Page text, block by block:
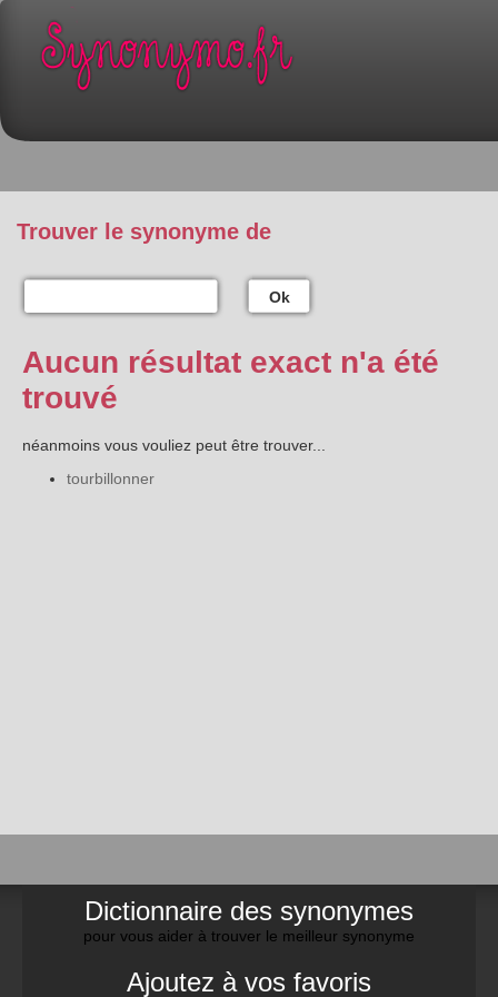
Trouver le synonyme de
Ok
Aucun résultat exact n'a été
trouvé
néanmoins vous vouliez peut être trouver...
tourbillonner
Dictionnaire des synonymes
pour vous aider à trouver le meilleur synonyme
Ajoutez à vos favoris